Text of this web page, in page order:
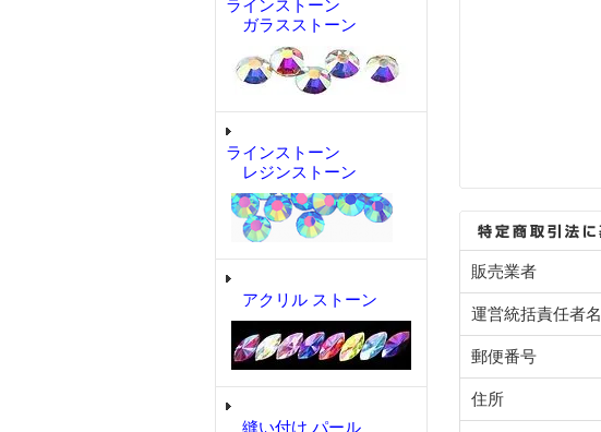
ラインストーン
ガラスストーン
ラインストーン
レジンストーン
アクリル ストーン
縫い付け パール
販売業者
運営統括責任者名
郵便番号
住所